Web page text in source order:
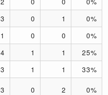
3 0 1
0%
1 0 0
0%
4 1 1
25%
3 1 1
33%
3 0 2 0%